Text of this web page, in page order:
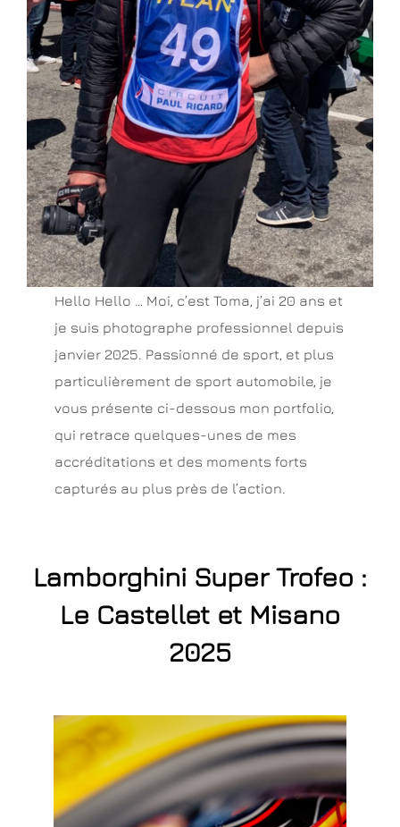
Hello Hello … Moi, c’est Toma, j’ai 20 ans et
je suis photographe professionnel depuis
janvier 2025. Passionné de sport, et plus
particulièrement de sport automobile, je
vous présente ci-dessous mon portfolio,
qui retrace quelques-unes de mes
accréditations et des moments forts
capturés au plus près de l’action.
Lamborghini Super Trofeo :
Le Castellet et Misano
2025